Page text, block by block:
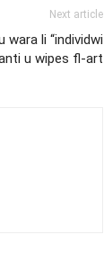
Next article
li “individwi
u wipes fl-art